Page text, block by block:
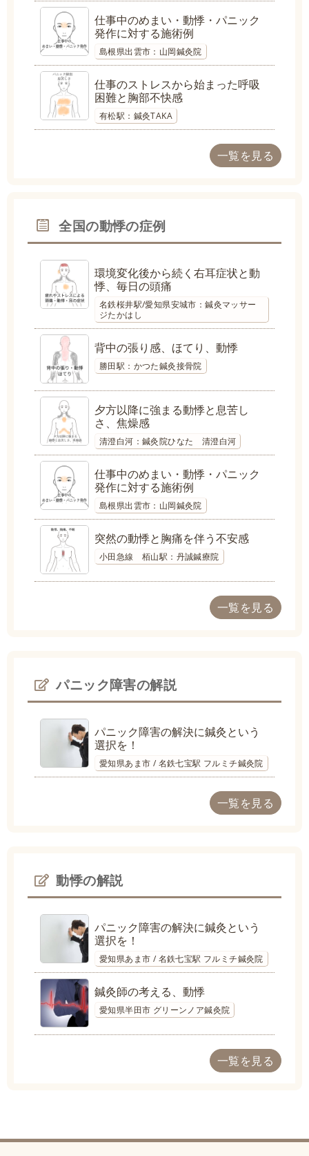
仕事中のめまい・動悸・パニック
発作に対する施術例
島根県出雲市：山岡鍼灸院
仕事のストレスから始まった呼吸
困難と胸部不快感
有松駅：鍼灸TAKA
一覧を見る
全国の動悸の症例
環境変化後から続く右耳症状と動
悸、毎日の頭痛
名鉄桜井駅/愛知県安城市：鍼灸マッサー
ジたかはし
背中の張り感、ほてり、動悸
勝田駅：かつた鍼灸接骨院
夕方以降に強まる動悸と息苦し
さ、焦燥感
清澄白河：鍼灸院ひなた 清澄白河
仕事中のめまい・動悸・パニック
発作に対する施術例
島根県出雲市：山岡鍼灸院
突然の動悸と胸痛を伴う不安感
小田急線 栢山駅：丹誠鍼療院
一覧を見る
パニック障害の解説
パニック障害の解決に鍼灸という
選択を！
愛知県あま市 / 名鉄七宝駅 フルミチ鍼灸院
一覧を見る
動悸の解説
パニック障害の解決に鍼灸という
選択を！
愛知県あま市 / 名鉄七宝駅 フルミチ鍼灸院
鍼灸師の考える、動悸
愛知県半田市 グリーンノア鍼灸院
一覧を見る